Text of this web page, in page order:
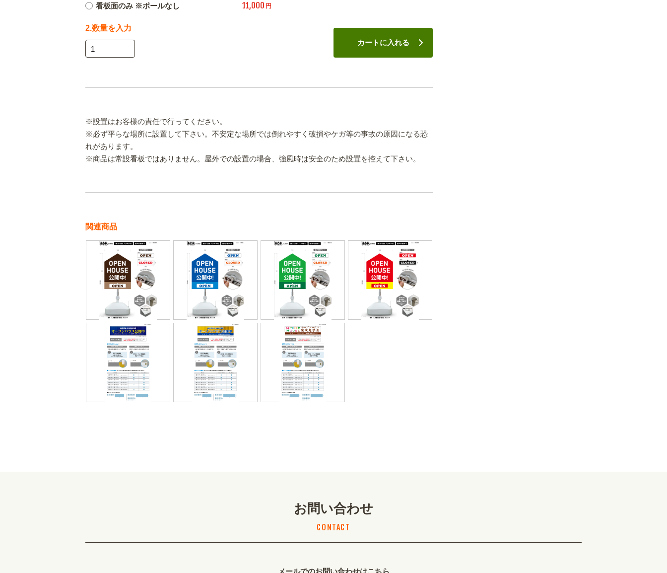
看板面のみ ※ポールなし 11,000 円
2.数量を入力
カートに入れる
※設置はお客様の責任で行ってください。
※必ず平らな場所に設置して下さい。不安定な場所では倒れやすく破損やケガ等の事故の原因になる恐
れがあります。
※商品は常設看板ではありません。屋外での設置の場合、強風時は安全のため設置を控えて下さい。
関連商品
お問い合わせ
CONTACT
メールでのお問い合わせはこちら